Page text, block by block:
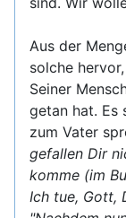
Aus der
solche
Seiner
getan hat. Es
zum Vater
gefallen Dir
komme (im
Ich tue, Gott,